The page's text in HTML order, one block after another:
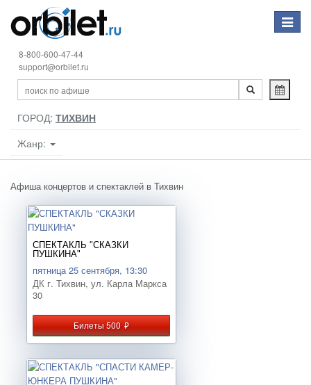
Toggle
8-800-600-47-44
support@orbilet.ru
ГОРОД: ТИХВИН
Жанр:
Афиша концертов и спектаклей в Тихвин
СПЕКТАКЛЬ "СКАЗКИ
ПУШКИНА"
пятница 25 сентября, 13:30
ДК г. Тихвин, ул. Карла Маркса
30
Билеты 500руб.